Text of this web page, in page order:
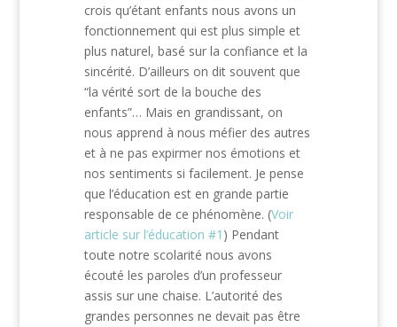
crois qu’étant enfants nous avons un
fonctionnement qui est plus simple et
plus naturel, basé sur la confiance et la
sincérité. D’ailleurs on dit souvent que
“la vérité sort de la bouche des
enfants”… Mais en grandissant, on
nous apprend à nous méfier des autres
et à ne pas expirmer nos émotions et
nos sentiments si facilement. Je pense
que l’éducation est en grande partie
responsable de ce phénomène. (Voir
article sur l’éducation #1 ) Pendant
toute notre scolarité nous avons
écouté les paroles d’un professeur
assis sur une chaise. L’autorité des
grandes personnes ne devait pas être